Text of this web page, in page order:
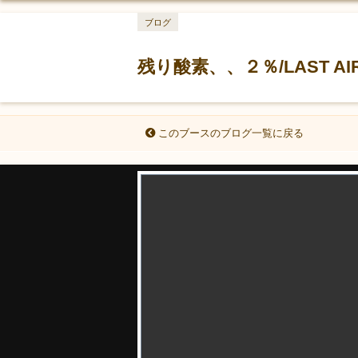
残り酸素、、２％/LAST
ブログ
このブースのブログ一覧に戻る